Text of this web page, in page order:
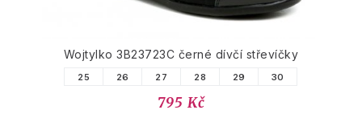
Wojtylko 3B23723C černé dívčí střevíčky
25 26 27 28 29 30
795 Kč